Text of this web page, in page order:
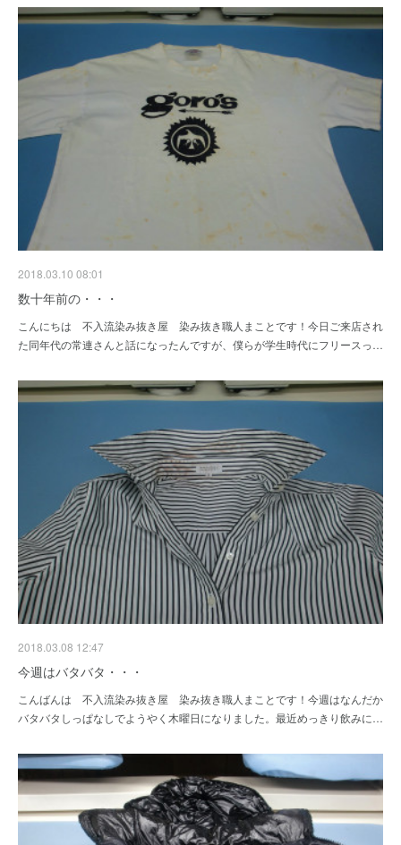
2018.03.10 08:01
数十年前の・・・
こんにちは 不入流染み抜き屋 染み抜き職人まことです！今日ご来店され
た同年代の常連さんと話になったんですが、僕らが学生時代にフリースっ…
2018.03.08 12:47
今週はバタバタ・・・
こんばんは 不入流染み抜き屋 染み抜き職人まことです！今週はなんだか
バタバタしっぱなしでようやく木曜日になりました。最近めっきり飲みに…